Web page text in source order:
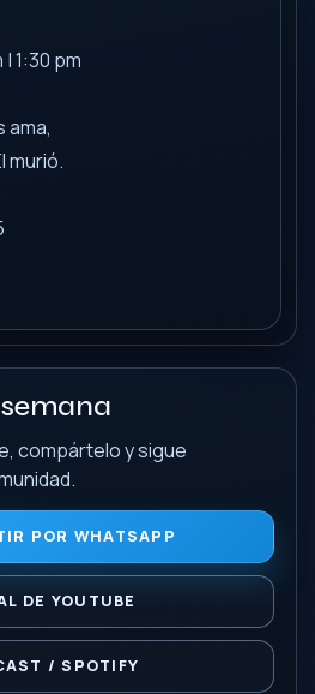
1:30 pm
ama,
murió.
compártelo y sigue
POR WHATSAPP
DE YOUTUBE
/ SPOTIFY